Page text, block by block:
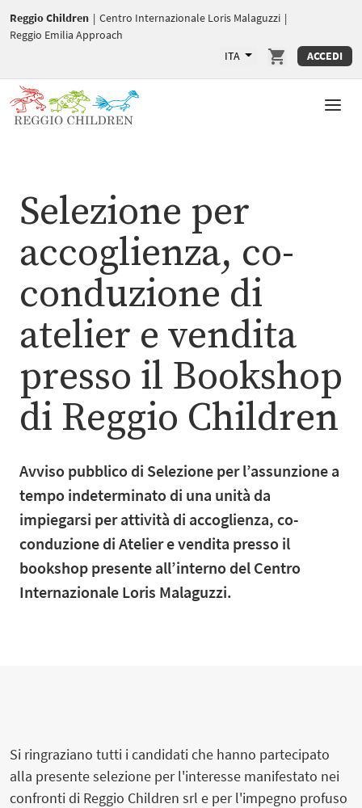
Reggio Children | Centro Internazionale Loris Malaguzzi |
Reggio Emilia Approach
ITA
ACCEDI
Selezione per
accoglienza, co-
conduzione di
atelier e vendita
presso il Bookshop
di Reggio Children
Avviso pubblico di Selezione per l’assunzione a
tempo indeterminato di una unità da
impiegarsi per attività di accoglienza, co-
conduzione di Atelier e vendita presso il
bookshop presente all’interno del Centro
Internazionale Loris Malaguzzi.
Si ringraziano tutti i candidati che hanno partecipato
alla presente selezione per l'interesse manifestato nei
confronti di Reggio Children srl e per l'impegno profuso